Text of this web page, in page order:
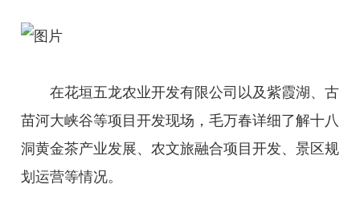
在花垣五龙农业开发有限公司以及紫霞湖、古
苗河大峡谷等项目开发现场，毛万春详细了解十八
洞黄金茶产业发展、农文旅融合项目开发、景区规
划运营等情况。